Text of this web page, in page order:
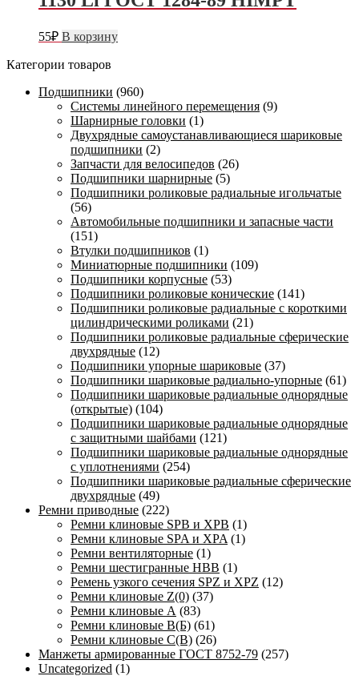
55₽ В корзину
Категории товаров
Подшипники (960)
Системы линейного перемещения (9)
Шарнирные головки (1)
Двухрядные самоустанавливающиеся шариковые
подшипники (2)
Запчасти для велосипедов (26)
Подшипники шарнирные (5)
Подшипники роликовые радиальные игольчатые
(56)
Автомобильные подшипники и запасные части
(151)
Втулки подшипников (1)
Миниатюрные подшипники (109)
Подшипники корпусные (53)
Подшипники роликовые конические (141)
Подшипники роликовые радиальные с короткими
цилиндрическими роликами (21)
Подшипники роликовые радиальные сферические
двухрядные (12)
Подшипники упорные шариковые (37)
Подшипники шариковые радиально-упорные (61)
Подшипники шариковые радиальные однорядные
(открытые) (104)
Подшипники шариковые радиальные однорядные
с защитными шайбами (121)
Подшипники шариковые радиальные однорядные
с уплотнениями (254)
Подшипники шариковые радиальные сферические
двухрядные (49)
Ремни приводные (222)
Ремни клиновые SPB и XPB (1)
Ремни клиновые SPA и XPA (1)
Ремни вентиляторные (1)
Ремни шестигранные HBB (1)
Ремень узкого сечения SPZ и XPZ (12)
Ремни клиновые Z(0) (37)
Ремни клиновые А (83)
Ремни клиновые В(Б) (61)
Ремни клиновые С(В) (26)
Манжеты армированные ГОСТ 8752-79 (257)
Uncategorized (1)